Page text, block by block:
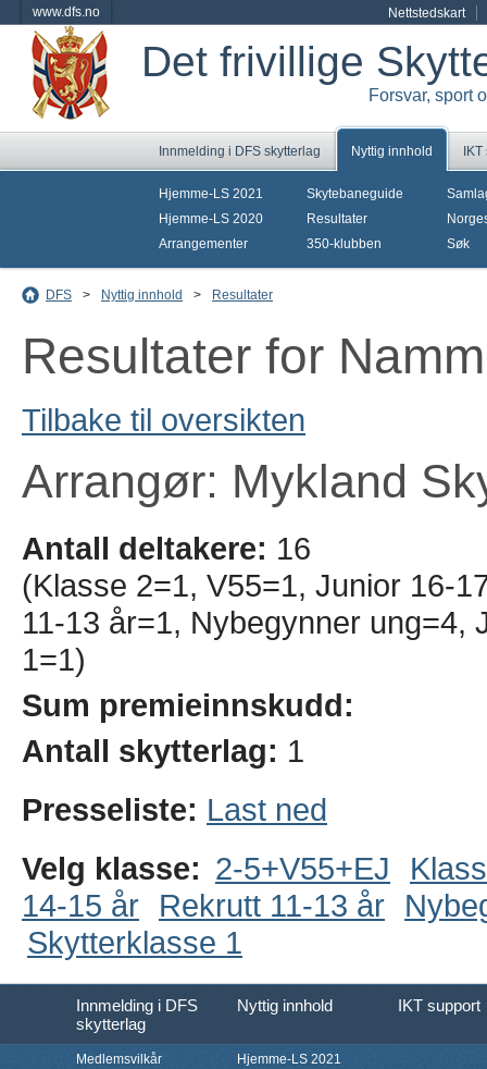
www.dfs.no Nettstedskart
Det frivillige
Forsvar, sport
Innmelding i DFS skytterlag Nyttig innhold
Hjemme-LS 2021
Hjemme-LS 2020
Arrangementer
Skytebaneguide
Resultater
350-klubben
Søk
DFS > Nyttig innhold > Resultater
Resultater for
Tilbake til oversikten
Arrangør: Mykland
Antall deltakere: 16
(Klasse 2=1, V55=1, Junior 16-
11-13 år=1, Nybegynner ung=4,
1=1)
Sum premieinnskudd:
Antall skytterlag: 1
Presseliste: Last ned
Velg klasse: 2-5+V55+EJ
14-15 år
Rekrutt 11-13 år
Skytterklasse 1
Innmelding i DFS
skytterlag
Nyttig innhold IKT support
Medlemsvilkår
Hjemme-LS 2021